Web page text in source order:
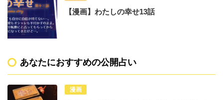
【漫画】わたしの幸せ13話
あなたにおすすめの公開占い
漫画